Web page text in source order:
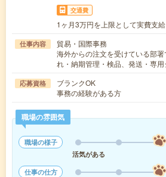
交通費
1ヶ月3万円を上限として実費支給
仕事内容
貿易・国際事務
海外からの注文を受けている部
れ・納期管理・検品、発送・専
応募資格
ブランクOK
事務の経験がある方
職場の雰囲気
職場の様子
活気がある
仕事の仕方